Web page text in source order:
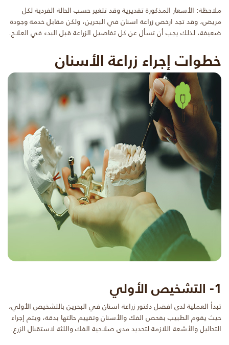
ملاحظة: الأسعار المذكورة تقديرية وقد تتغير حسب الحالة الفردية لكل
مريض، وقد تجد ارخص زراعة اسنان في البحرين، ولكن مقابل خدمة وجودة
ضعيفة، لذلك يجب أن تسأل عن كل تفاصيل الزراعة قبل البدء في العلاج.
خطوات إجراء زراعة الأسنان
1- التشخيص الأولي
تبدأ العملية لدى افضل دكتور زراعة اسنان في البحرين بالتشخيص الأولي،
حيث يقوم الطبيب بفحص الفك والأسنان وتقييم حالتها بدقة، ويتم إجراء
التحاليل والأشعة اللازمة لتحديد مدى صلاحية الفك واللثة لاستقبال الزرع.